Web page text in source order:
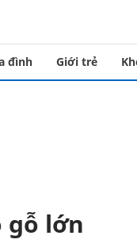
đình Giới trẻ
gỗ lớn